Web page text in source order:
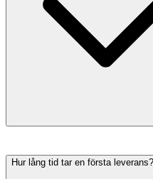
Hur lång tid tar en första leverans?